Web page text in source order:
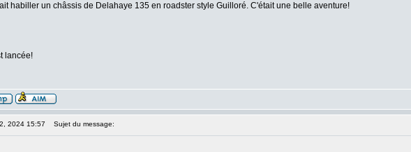
habiller un châssis de Delahaye 135 en roadster style Guilloré. C'était une belle aventure!
lancée!
2024 15:57 Sujet du message: